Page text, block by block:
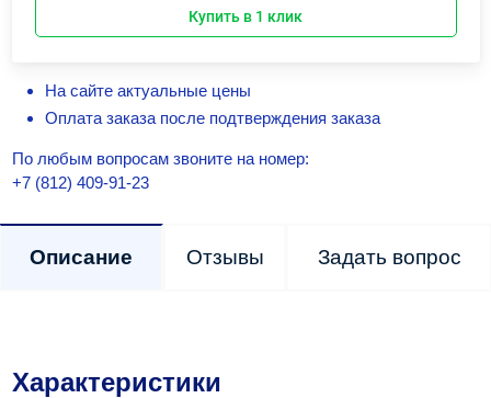
Купить в 1 клик
На сайте актуальные цены
Оплата заказа после подтверждения заказа
По любым вопросам звоните на номер:
+7 (812) 409-91-23
Описание Отзывы Задать вопрос
Характеристики